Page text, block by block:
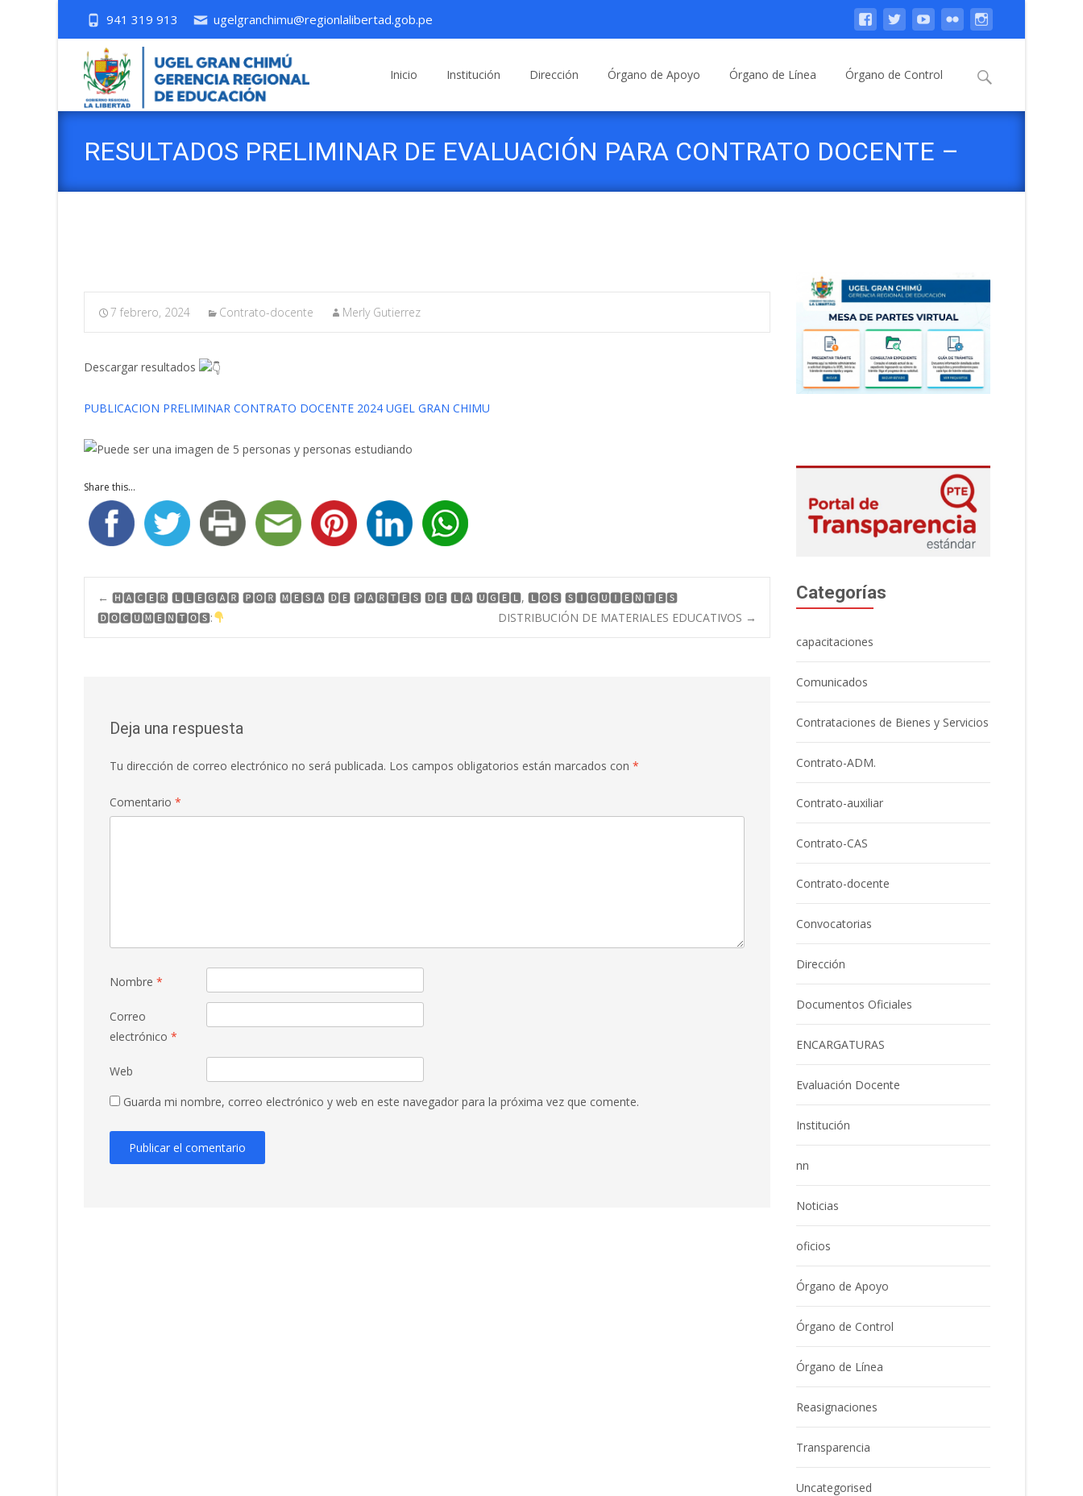
941 319 913 ugelgranchimu@regionlalibertad.gob.pe
Inicio Institución Dirección Órgano de Apoyo Órgano de Línea Órgano de Control Buscar:
RESULTADOS PRELIMINAR DE EVALUACIÓN PARA CONTRATO DOCENTE –
7 febrero, 2024 Contrato-docente Merly Gutierrez
Descargar resultados
PUBLICACION PRELIMINAR CONTRATO DOCENTE 2024 UGEL GRAN CHIMU
Share this...
Navegación
entradas
← 🅷🅰🅲🅴🆁 🅻🅻🅴🅶🅰🆁 🅿🅾🆁 🅼🅴🆂🅰 🅳🅴 🅿🅰🆁🆃🅴🆂 🅳🅴 🅻🅰 🆄🅶🅴🅻, 🅻🅾🆂 🆂🅸🅶🆄🅸🅴🅽🆃🅴🆂
🅳🅾🅲🆄🅼🅴🅽🆃🅾🆂:
DISTRIBUCIÓN DE MATERIALES EDUCATIVOS →
Deja una respuesta
Tu dirección de correo electrónico no será publicada. Los campos obligatorios están marcados con *
Comentario *
Nombre *
Correo
electrónico *
Web
Guarda mi nombre, correo electrónico y web en este navegador para la próxima vez que comente.
Categorías
capacitaciones
Comunicados
Contrataciones de Bienes y Servicios
Contrato-ADM.
Contrato-auxiliar
Contrato-CAS
Contrato-docente
Convocatorias
Dirección
Documentos Oficiales
ENCARGATURAS
Evaluación Docente
Institución
nn
Noticias
oficios
Órgano de Apoyo
Órgano de Control
Órgano de Línea
Reasignaciones
Transparencia
Uncategorised